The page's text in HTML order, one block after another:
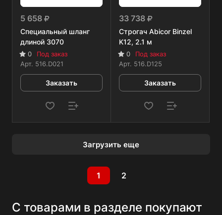
5 658
Специальный шланг
длиной 3070
0
Под заказ
Арт. 516.D021
Заказать
33 738
Строгач Abicor Binzel
K12, 2.1 м
0
Под заказ
Арт. 516.D125
Заказать
Загрузить еще
1 2
С товарами в разделе покупают